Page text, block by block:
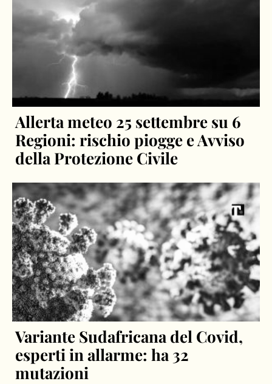
Allerta meteo 25 settembre su 6
Regioni: rischio piogge e Avviso
della Protezione Civile
Variante Sudafricana del Covid,
esperti in allarme: ha 32
mutazioni